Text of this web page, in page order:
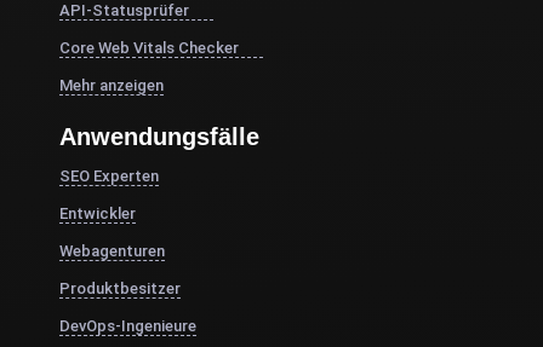
API-Statusprüfer
Core Web Vitals Checker
Mehr anzeigen
Anwendungsfälle
SEO Experten
Entwickler
Webagenturen
Produktbesitzer
DevOps-Ingenieure